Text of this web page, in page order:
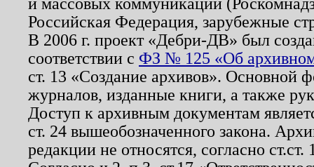
Российская Федерация, зарубежные
В 2006 г. проект «Дебри-ДВ» был
соответствии с ФЗ № 125 «Об
ст. 13 «Создание архивов». Основной
журналов, изданные книги, а также
Доступ к архивным документам
ст. 24 вышеобозначенного закона.
редакции не относятся, согласно